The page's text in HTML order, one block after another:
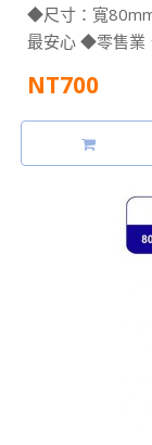
◆尺寸：寬
最安心 ◆零售業
NT700